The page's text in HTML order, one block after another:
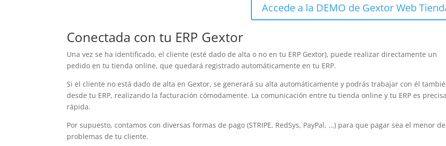
Accede a la DEMO de Gextor Web
Conectada con tu ERP Gextor
Una vez se ha identificado, el cliente (esté dado de alta o no en tu ERP Gextor), puede realizar directamente un
pedido en tu tienda online, que quedará registrado automáticamente en tu ERP.
Si el cliente no está dado de alta en Gextor, se generará su alta automáticamente y podrás trabajar con él
desde tu ERP, realizando la facturación cómodamente. La comunicación entre tu tienda online y tu ERP es
rápida.
Por supuesto, contamos con diversas formas de pago (STRIPE, RedSys, PayPal, …) para que pagar sea el menor
problemas de tu cliente.